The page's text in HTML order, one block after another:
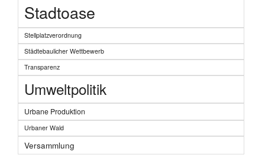
Stadtoase
Stellplatzverordnung
Städtebaulicher Wettbewerb
Transparenz
Umweltpolitik
Urbane Produktion
Urbaner Wald
Versammlung